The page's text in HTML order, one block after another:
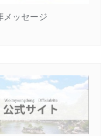
メッセージ